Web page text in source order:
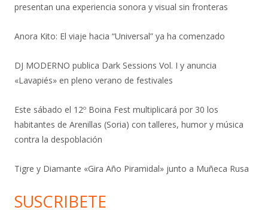
presentan una experiencia sonora y visual sin fronteras
Anora Kito: El viaje hacia “Universal” ya ha comenzado
DJ MODERNO publica Dark Sessions Vol. I y anuncia
«Lavapiés» en pleno verano de festivales
Este sábado el 12º Boina Fest multiplicará por 30 los
habitantes de Arenillas (Soria) con talleres, humor y música
contra la despoblación
Tigre y Diamante «Gira Año Piramidal» junto a Muñeca Rusa
SUSCRIBETE